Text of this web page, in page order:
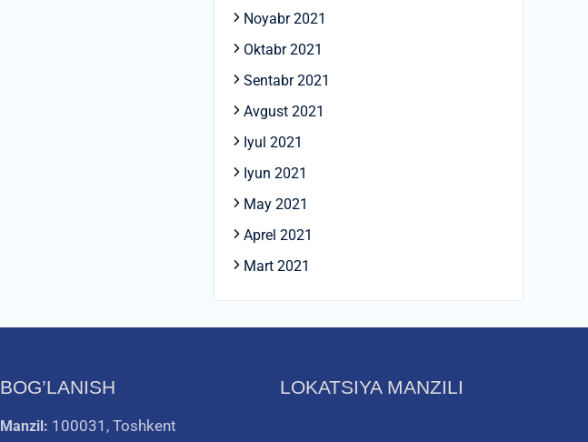
Noyabr 2021
Oktabr 2021
Sentabr 2021
Avgust 2021
Iyul 2021
Iyun 2021
May 2021
Aprel 2021
Mart 2021
BOG’LANISH
Manzil: 100031, Toshkent
LOKATSIYA MANZILI